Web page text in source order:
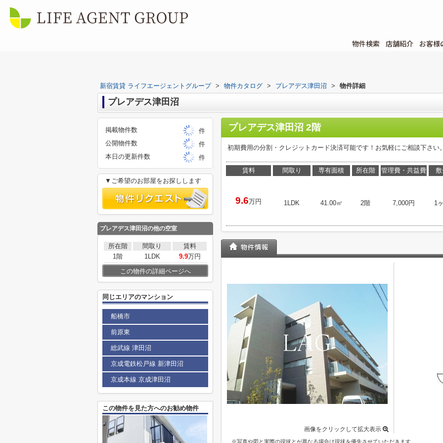
物件検索 店舗紹介 お客様
新宿賃貸 ライフエージェントグループ > 物件カタログ > プレアデス津田沼 > 物件詳細
プレアデス津田沼
プレアデス津田沼 2階
初期費用の分割・クレジットカード決済可能です！お気軽にご相談下さい
賃料
9.6万円
間取り
1LDK
専有面積
41.00㎡
所在階
2階
管理費・共益費
7,000円 1
画像をクリックして拡大表示
※写真や図と実際の現状とが異なる場合は現状を優先させていただきます。
掲載物件数
件
公開物件数
件
本日の更新件数
件
▼ご希望のお部屋をお探しします
プレアデス津田沼の他の空室
所在階 間取り
賃料
1階
1LDK 9.9万円
この物件の詳細ページへ
同じエリアのマンション
船橋市
前原東
総武線 津田沼
京成電鉄松戸線 新津田沼
京成本線 京成津田沼
この物件を見た方へのお勧め物件